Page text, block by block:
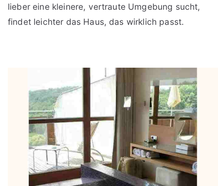
lieber eine kleinere, vertraute Umgebung sucht,
findet leichter das Haus, das wirklich passt.